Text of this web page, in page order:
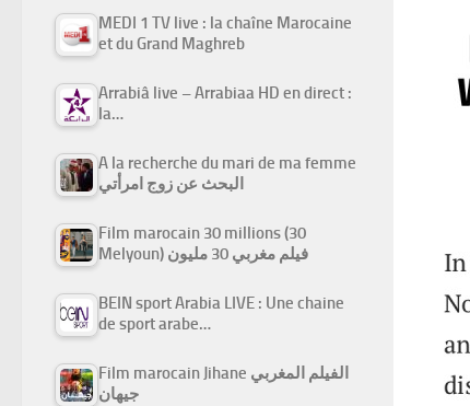
MEDI 1 TV live : la chaîne Marocaine
et du Grand Maghreb
Arrabiâ live – Arrabiaa HD en direct :
la…
A la recherche du mari de ma femme
البحث عن زوج امرأتي
Film marocain 30 millions (30
Melyoun) فيلم مغربي 30 مليون
BEIN sport Arabia LIVE : Une chaine
de sport arabe…
Film marocain Jihane الفيلم المغربي
جيهان